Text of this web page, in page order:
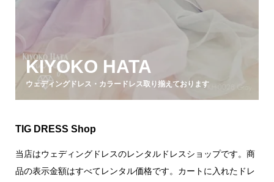
KIYOKO HATA
ウェディングドレス・カラードレス取り揃えております
TIG DRESS Shop
当店はウェディングドレスのレンタルドレスショップです。商
品の表示金額はすべてレンタル価格です。カートに入れたドレ